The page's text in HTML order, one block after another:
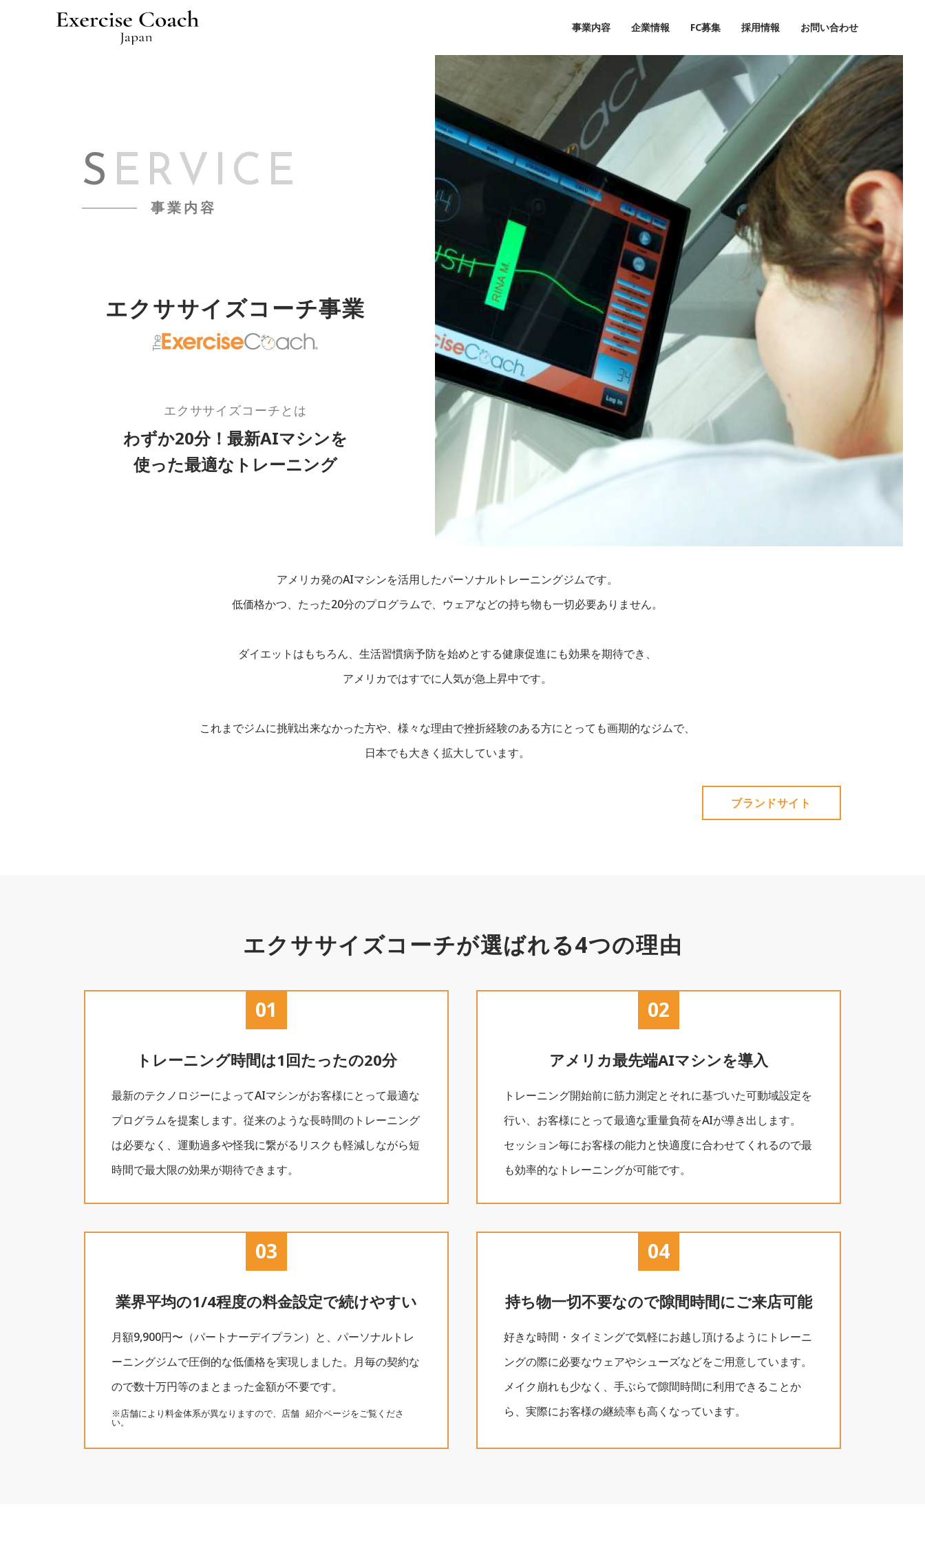
事業内容 企業情報 FC募集 採用情報 お問い合わせ
S ERVICE
事業内容
エクササイズコーチ事業
エクササイズコーチとは
わずか20分！最新AIマシンを
使った最適なトレーニング
アメリカ発のAIマシンを活用したパーソナルトレーニングジムです。
低価格かつ、たった20分のプログラムで、ウェアなどの持ち物も一切必要ありません。
ダイエットはもちろん、生活習慣病予防を始めとする健康促進にも効果を期待でき、
アメリカではすでに人気が急上昇中です。
これまでジムに挑戦出来なかった方や、様々な理由で挫折経験のある方にとっても画期的なジムで、
日本でも大きく拡大しています。
ブランドサイト
エクササイズコーチが選ばれる4つの理由
01
トレーニング時間は1回たったの20分
最新のテクノロジーによってAIマシンがお客様にとって最適な
プログラムを提案します。従来のような長時間のトレーニング
は必要なく、運動過多や怪我に繋がるリスクも軽減しながら短
時間で最大限の効果が期待できます。
02
アメリカ最先端AIマシンを導入
トレーニング開始前に筋力測定とそれに基づいた可動域設定を
行い、お客様にとって最適な重量負荷をAIが導き出します。
セッション毎にお客様の能力と快適度に合わせてくれるので最
も効率的なトレーニングが可能です。
03
業界平均の1/4程度の料金設定で続けやすい
月額9,900円〜（パートナーデイプラン）と、パーソナルトレ
ーニングジムで圧倒的な低価格を実現しました。月毎の契約な
ので数十万円等のまとまった金額が不要です。
※店舗により料金体系が異なりますので、店舗 紹介ページをご覧くださ
い。
04
持ち物一切不要なので隙間時間にご来店可能
好きな時間・タイミングで気軽にお越し頂けるようにトレーニ
ングの際に必要なウェアやシューズなどをご用意しています。
メイク崩れも少なく、手ぶらで隙間時間に利用できることか
ら、実際にお客様の継続率も高くなっています。